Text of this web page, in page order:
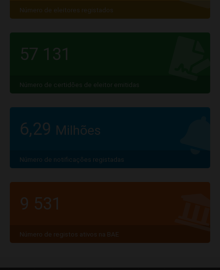
Número de eleitores registados
57 131
Número de certidões de eleitor emitidas
6,29 Milhões
Número de notificações registadas
9 531
Número de registos ativos na BAE